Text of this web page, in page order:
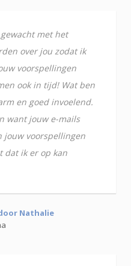
met het
over jou zodat ik
voorspellingen
ook in tijd! Wat ben
en goed invoelend.
want jouw e-mails
jouw voorspellingen
dat ik er op kan
Nathalie